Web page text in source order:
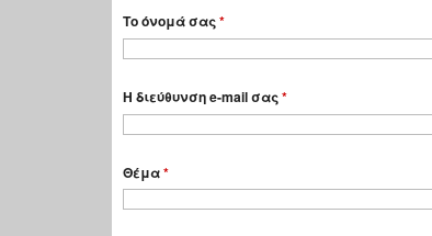
Το όνομά σας*
Η διεύθυνση e-mail σας*
Θέμα*